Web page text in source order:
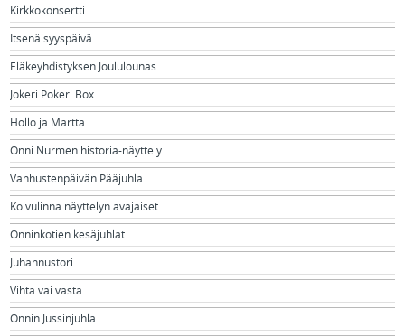
Kirkkokonsertti
Itsenäisyyspäivä
Eläkeyhdistyksen Joululounas
Jokeri Pokeri Box
Hollo ja Martta
Onni Nurmen historia-näyttely
Vanhustenpäivän Pääjuhla
Koivulinna näyttelyn avajaiset
Onninkotien kesäjuhlat
Juhannustori
Vihta vai vasta
Onnin Jussinjuhla